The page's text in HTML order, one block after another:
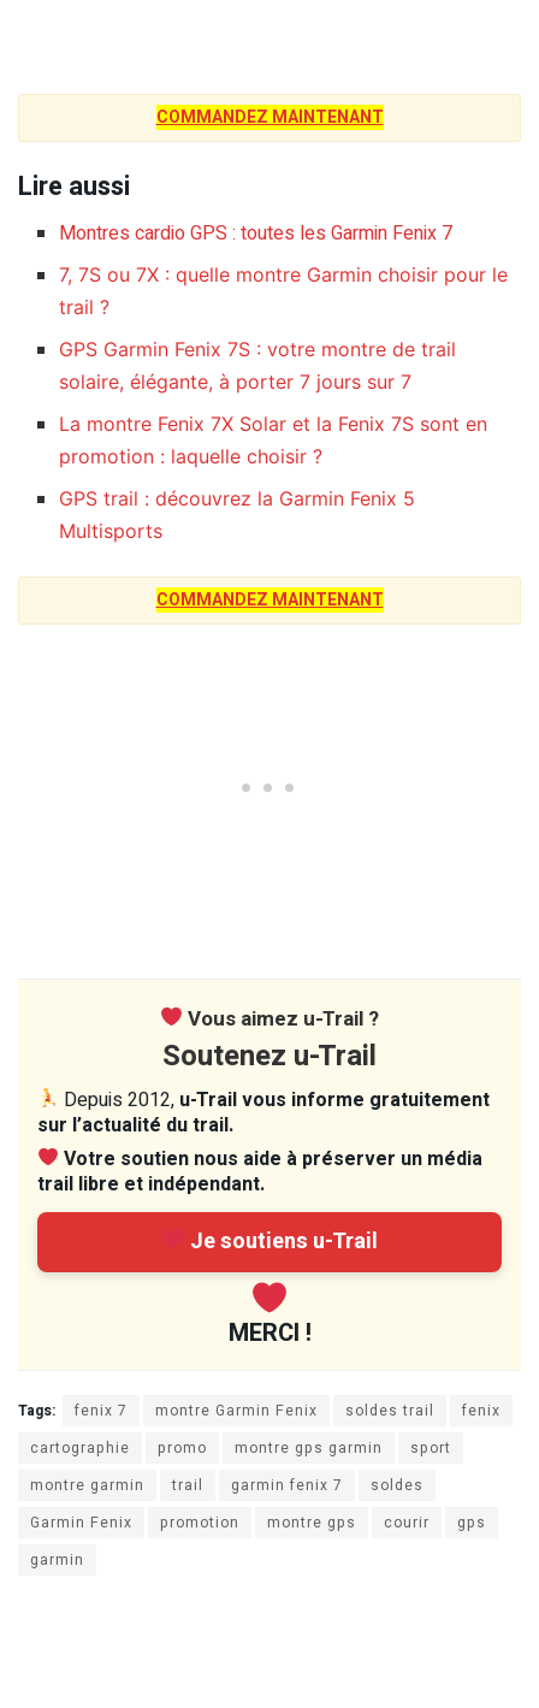
COMMANDEZ MAINTENANT
Lire aussi
Montres cardio GPS : toutes les Garmin Fenix 7
7, 7S ou 7X : quelle montre Garmin choisir pour le
trail ?
GPS Garmin Fenix 7S : votre montre de trail
solaire, élégante, à porter 7 jours sur 7
La montre Fenix 7X Solar et la Fenix 7S sont en
promotion : laquelle choisir ?
GPS trail : découvrez la Garmin Fenix 5
Multisports
COMMANDEZ MAINTENANT
Vous aimez u-Trail ?
Soutenez u-Trail
Depuis 2012, u-Trail vous informe gratuitement
sur l’actualité du trail.
Votre soutien nous aide à préserver un média
trail libre et indépendant.
Je soutiens u-Trail
MERCI !
Tags: fenix 7 montre Garmin Fenix soldes trail
fenix
cartographie
promo montre gps garmin
sport
montre garmin
trail garmin fenix 7
soldes
Garmin Fenix
promotion montre gps courir
gps
garmin